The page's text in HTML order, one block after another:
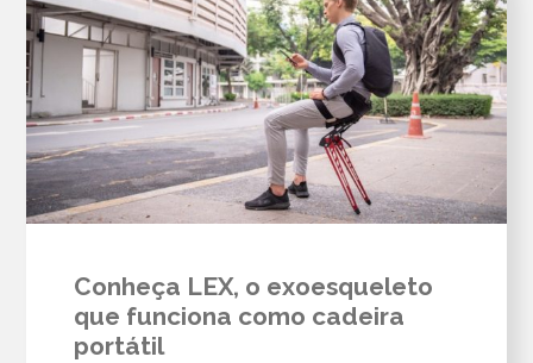
Conheça LEX, o exoesqueleto
que funciona como cadeira
portátil